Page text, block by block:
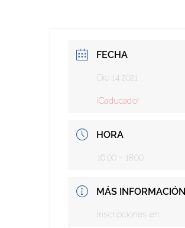
FECHA
Dic 14 2021
¡Caducado!
HORA
16:00 - 18:00
MÁS INFORMACIÓN
Inscripciones en: